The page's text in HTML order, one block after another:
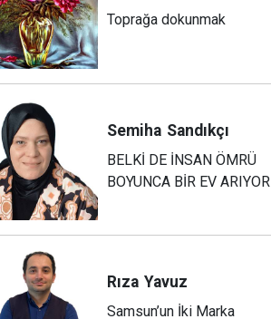
Toprağa dokunmak
Semiha Sandıkçı
BELKİ DE İNSAN ÖMRÜ
BOYUNCA BİR EV ARIYOR
Rıza Yavuz
Samsun’un İki Marka